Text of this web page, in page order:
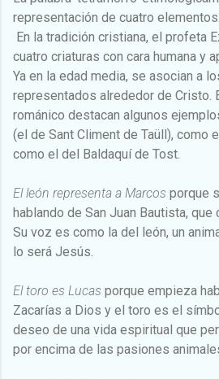
representación de cuatro elementos.
En la tradición cristiana, el profeta
cuatro criaturas con cara humana y
Ya en la edad media, se asocian a
representados alrededor de Cristo.
románico destacan algunos
(el de Sant Climent de Taüll), como
como el del Baldaquí de Tost.
El león representa a Marcos porque
hablando de San Juan Bautista, que
Su voz es como la del león, un
lo será Jesús.
El toro es Lucas porque empieza
Zacarías a Dios y el toro es el
deseo de una vida espiritual que
por encima de las pasiones